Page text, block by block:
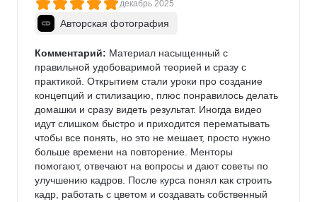
работодателю. Если вы сомневаетесь, стоит ли
идти - не сомневайтесь. Это обучение даёт крепкую
Contented за этот опыт!
декабрь 2025
Авторская фотография
Комментарий: Материал насыщенный с
правильной удобоваримой теорией и сразу с
практикой. Открытием стали уроки про создание
концепций и стилизацию, плюс понравилось делать
домашки и сразу видеть результат. Иногда видео
идут слишком быстро и приходится перематывать
чтобы все понять, но это не мешает, просто нужно
больше времени на повторение. Менторы
помогают, отвечают на вопросы и дают советы по
улучшению кадров. После курса понял как строить
кадр, работать с цветом и создавать собственный